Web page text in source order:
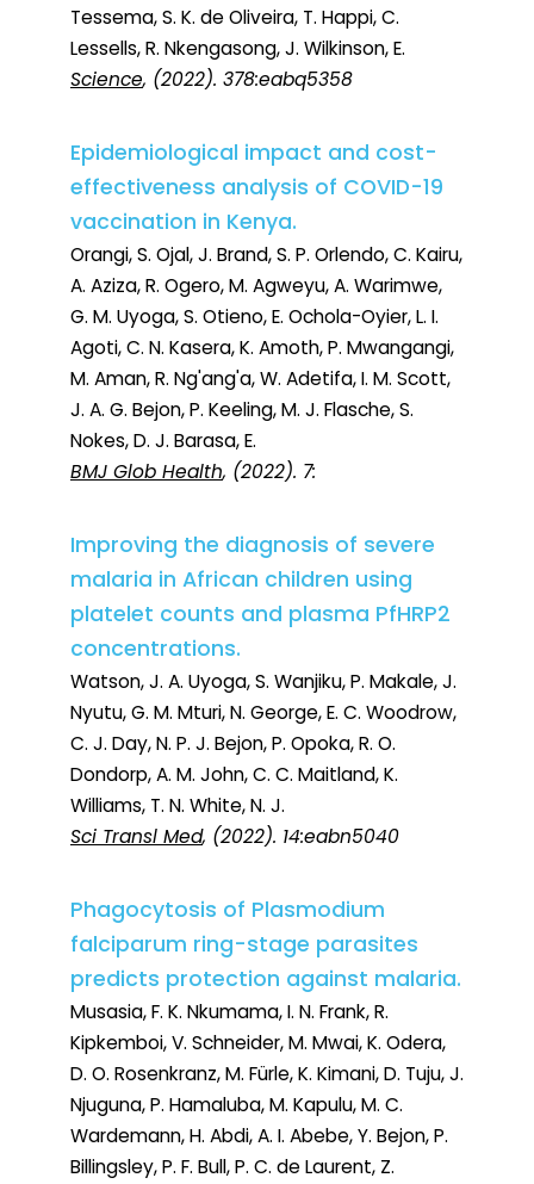
Tessema, S. K. de Oliveira, T. Happi, C.
Lessells, R. Nkengasong, J. Wilkinson, E.
Science, (2022). 378:eabq5358
Epidemiological impact and cost-
effectiveness analysis of COVID-19
vaccination in Kenya.
Orangi, S. Ojal, J. Brand, S. P. Orlendo, C. Kairu,
A. Aziza, R. Ogero, M. Agweyu, A. Warimwe,
G. M. Uyoga, S. Otieno, E. Ochola-Oyier, L. I.
Agoti, C. N. Kasera, K. Amoth, P. Mwangangi,
M. Aman, R. Ng'ang'a, W. Adetifa, I. M. Scott,
J. A. G. Bejon, P. Keeling, M. J. Flasche, S.
Nokes, D. J. Barasa, E.
BMJ Glob Health, (2022). 7:
Improving the diagnosis of severe
malaria in African children using
platelet counts and plasma PfHRP2
concentrations.
Watson, J. A. Uyoga, S. Wanjiku, P. Makale, J.
Nyutu, G. M. Mturi, N. George, E. C. Woodrow,
C. J. Day, N. P. J. Bejon, P. Opoka, R. O.
Dondorp, A. M. John, C. C. Maitland, K.
Williams, T. N. White, N. J.
Sci Transl Med, (2022). 14:eabn5040
Phagocytosis of Plasmodium
falciparum ring-stage parasites
predicts protection against malaria.
Musasia, F. K. Nkumama, I. N. Frank, R.
Kipkemboi, V. Schneider, M. Mwai, K. Odera,
D. O. Rosenkranz, M. Fürle, K. Kimani, D. Tuju, J.
Njuguna, P. Hamaluba, M. Kapulu, M. C.
Wardemann, H. Abdi, A. I. Abebe, Y. Bejon, P.
Billingsley, P. F. Bull, P. C. de Laurent, Z.